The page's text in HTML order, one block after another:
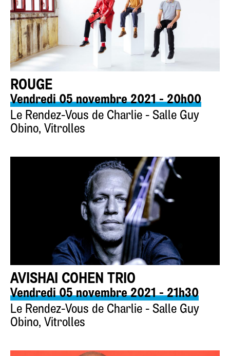
ROUGE
Vendredi 05 novembre 2021 - 20h00
Le Rendez-Vous de Charlie - Salle Guy
Obino, Vitrolles
AVISHAI COHEN TRIO
Vendredi 05 novembre 2021 - 21h30
Le Rendez-Vous de Charlie - Salle Guy
Obino, Vitrolles